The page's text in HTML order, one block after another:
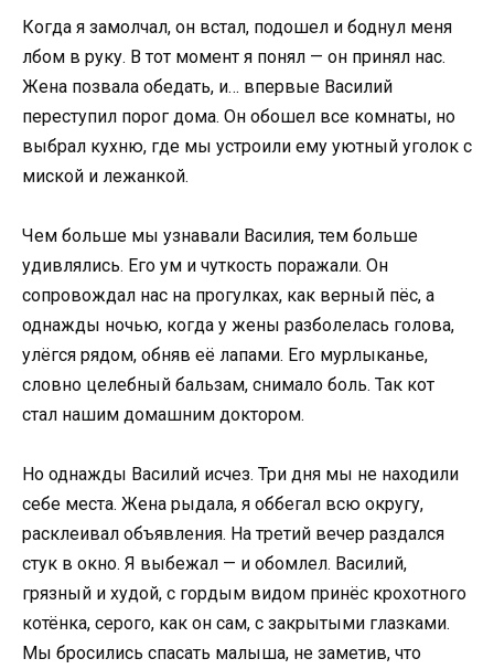
Когда я замолчал, он встал, подошел и боднул меня
лбом в руку. В тот момент я понял — он принял нас.
Жена позвала обедать, и… впервые Василий
переступил порог дома. Он обошел все комнаты, но
выбрал кухню, где мы устроили ему уютный уголок с
миской и лежанкой.
Чем больше мы узнавали Василия, тем больше
удивлялись. Его ум и чуткость поражали. Он
сопровождал нас на прогулках, как верный пёс, а
однажды ночью, когда у жены разболелась голова,
улёгся рядом, обняв её лапами. Его мурлыканье,
словно целебный бальзам, снимало боль. Так кот
стал нашим домашним доктором.
Но однажды Василий исчез. Три дня мы не находили
себе места. Жена рыдала, я оббегал всю округу,
расклеивал объявления. На третий вечер раздался
стук в окно. Я выбежал — и обомлел. Василий,
грязный и худой, с гордым видом принёс крохотного
котёнка, серого, как он сам, с закрытыми глазками.
Мы бросились спасать малыша, не заметив, что